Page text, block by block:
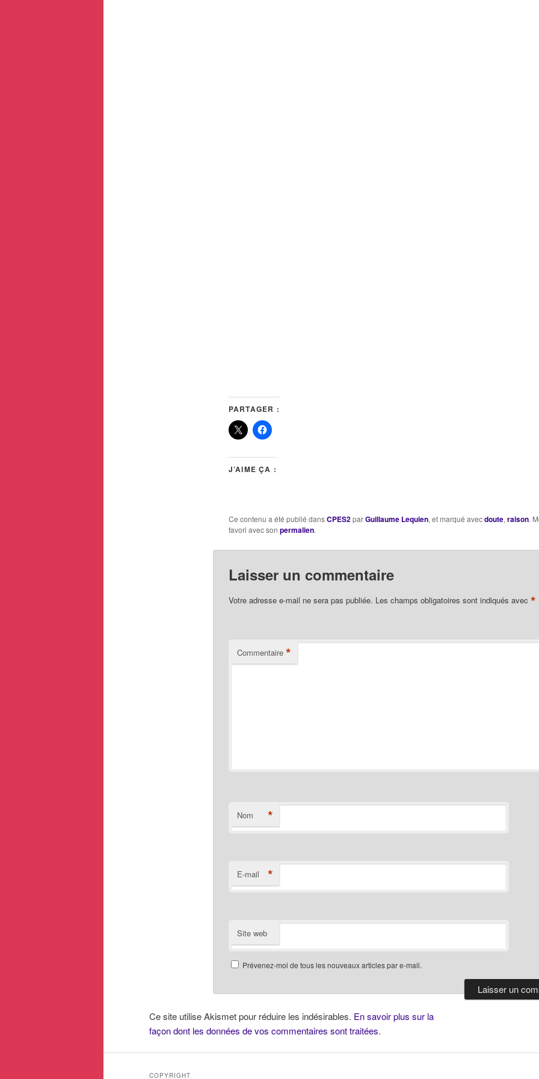
PARTAGER :
J’AIME ÇA :
Ce contenu a été publié dansCPES2parGuillaume Lequien, et marqué avecdoute, raison.
favori avec son permalien.
Laisser un commentaire
Votre adresse e-mail ne sera pas publiée. Les champs obligatoires sont indiqués avec *
Commentaire *
Nom *
E-mail *
Site web
Prévenez-moi de tous les nouveaux articles par e-mail.
Ce site utilise Akismet pour réduire les indésirables. En savoir plus sur la
façon dont les données de vos commentaires sont traitées.
COPYRIGHT